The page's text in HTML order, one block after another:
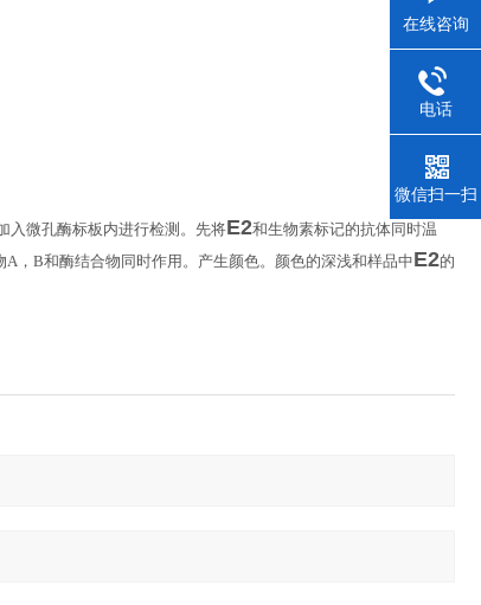
入微孔酶标板内进行检测。先将E2和生物素标记的抗体同时温
A ， B和酶结合物同时作用。产生颜色。颜色的深浅和样品中E2的
在线咨询
电话
微信扫一扫